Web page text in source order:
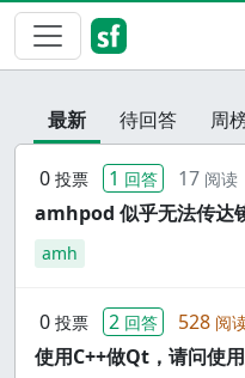
最新 待回答 周
0 投票 1 回答 17 阅读
amhpod 似乎无法传达
amh
0 投票 2 回答 528 阅
使用C++做Qt，请问使